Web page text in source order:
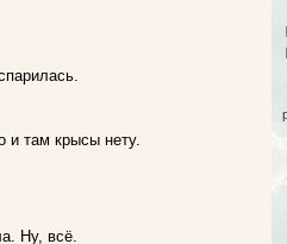
и там крысы нету.
Ну, всё.